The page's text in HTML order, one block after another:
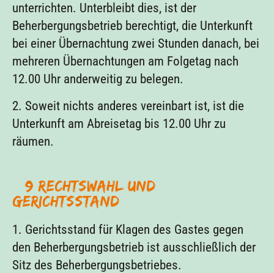
unterrichten. Unterbleibt dies, ist der
Beherbergungsbetrieb berechtigt, die Unterkunft
bei einer Übernachtung zwei Stunden danach, bei
mehreren Übernachtungen am Folgetag nach
12.00 Uhr anderweitig zu belegen.
2. Soweit nichts anderes vereinbart ist, ist die
Unterkunft am Abreisetag bis 12.00 Uhr zu
räumen.
§ 9 Rechtswahl und
Gerichtsstand
1. Gerichtsstand für Klagen des Gastes gegen
den Beherbergungsbetrieb ist ausschließlich der
Sitz des Beherbergungsbetriebes.